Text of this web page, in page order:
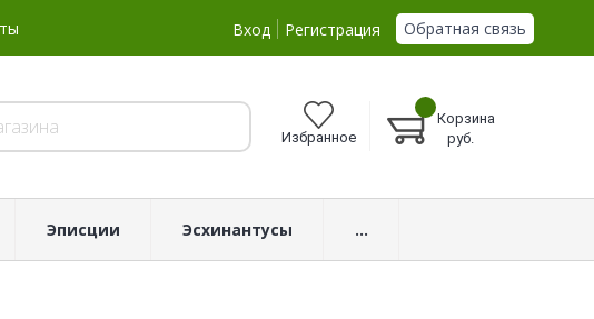
Вход Регистрация Обратная связь
Избранное
Корзина
руб.
Эписции Эсхинантусы ...